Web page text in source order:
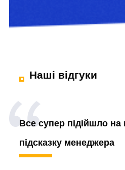
Наші відгуки
Все супер підійшло на
підсказку менеджера